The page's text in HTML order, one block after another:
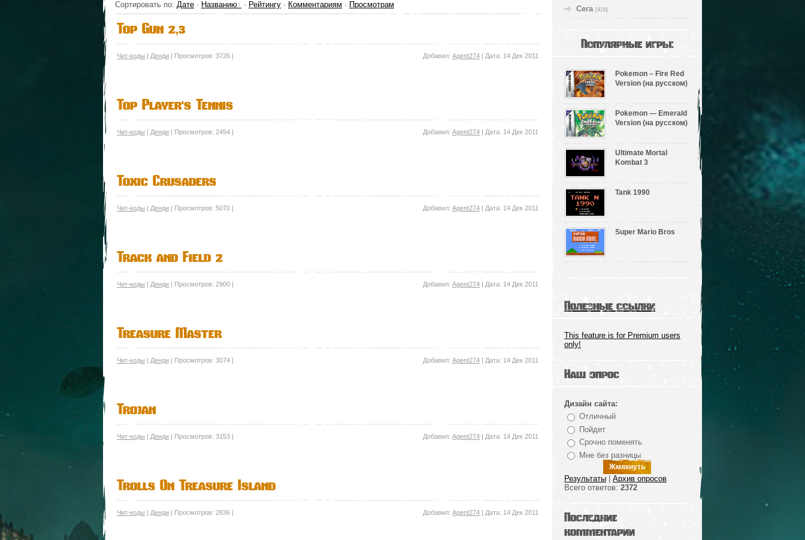
Сортировать по: Дате · Названию · Рейтингу · Комментариям · Просмотрам
Top Gun 2,3
Добавил: Agent274 | Дата: 14 Дек 2011
Чит-коды | Денди | Просмотров: 3726 |
Top Player's Tennis
Добавил: Agent274 | Дата: 14 Дек 2011
Чит-коды | Денди | Просмотров: 2454 |
Toxic Crusaders
Добавил: Agent274 | Дата: 14 Дек 2011
Чит-коды | Денди | Просмотров: 5070 |
Track and Field 2
Добавил: Agent274 | Дата: 14 Дек 2011
Чит-коды | Денди | Просмотров: 2900 |
Treasure Master
Добавил: Agent274 | Дата: 14 Дек 2011
Чит-коды | Денди | Просмотров: 3074 |
Trojan
Добавил: Agent274 | Дата: 14 Дек 2011
Чит-коды | Денди | Просмотров: 3153 |
Trolls On Treasure Island
Добавил: Agent274 | Дата: 14 Дек 2011
Чит-коды | Денди | Просмотров: 2836 |
Сега [416]
Популярные игры:
Pokemon – Fire Red
Version (на русском)
Pokemon — Emerald
Version (на русском)
Ultimate Mortal
Kombat 3
Tank 1990
Super Mario Bros
Полезные ссылки
This feature is for Premium users
only!
Наш опрос
Дизайн сайта:
Отличный
Пойдет
Срочно поменять
Мне без разницы
Результаты
Архив опросов
Всего ответов: 2372
Последние
комментарии